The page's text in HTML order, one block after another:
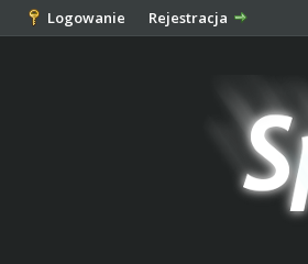
Logowanie Rejestracja